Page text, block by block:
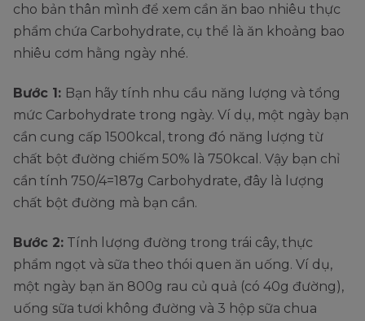
cho bản thân mình để xem cần ăn bao nhiêu thực
phẩm chứa Carbohydrate, cụ thể là ăn khoảng bao
nhiêu cơm hằng ngày nhé.
Bước 1: Bạn hãy tính nhu cầu năng lượng và tổng
mức Carbohydrate trong ngày. Ví dụ, một ngày bạn
cần cung cấp 1500kcal, trong đó năng lượng từ
chất bột đường chiếm 50% là 750kcal. Vậy bạn chỉ
cần tính 750/4=187g Carbohydrate, đây là lượng
chất bột đường mà bạn cần.
Bước 2: Tính lượng đường trong trái cây, thực
phẩm ngọt và sữa theo thói quen ăn uống. Ví dụ,
một ngày bạn ăn 800g rau củ quả (có 40g đường),
uống sữa tươi không đường và 3 hộp sữa chua